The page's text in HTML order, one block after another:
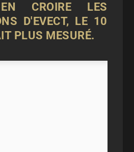
CROIRE LES
D'EVECT, LE 10
PLUS MESURÉ.